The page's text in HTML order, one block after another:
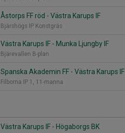
Åstorps FF röd - Västra Karups IF
Bjärshögs IP Konstgräs
Västra Karups IF - Munka Ljungby IF
Bjärevallen B-plan
Spanska Akademin FF - Västra Karups IF
Filborna IP 1, 11-manna
Västra Karups IF - Högaborgs BK